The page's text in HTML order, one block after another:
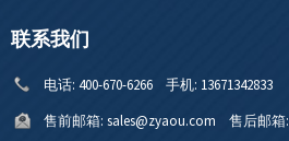
联系我们
电话: 400-670-6266 手机: 13671342833
售前邮箱: sales@zyaou.com 售后邮箱: